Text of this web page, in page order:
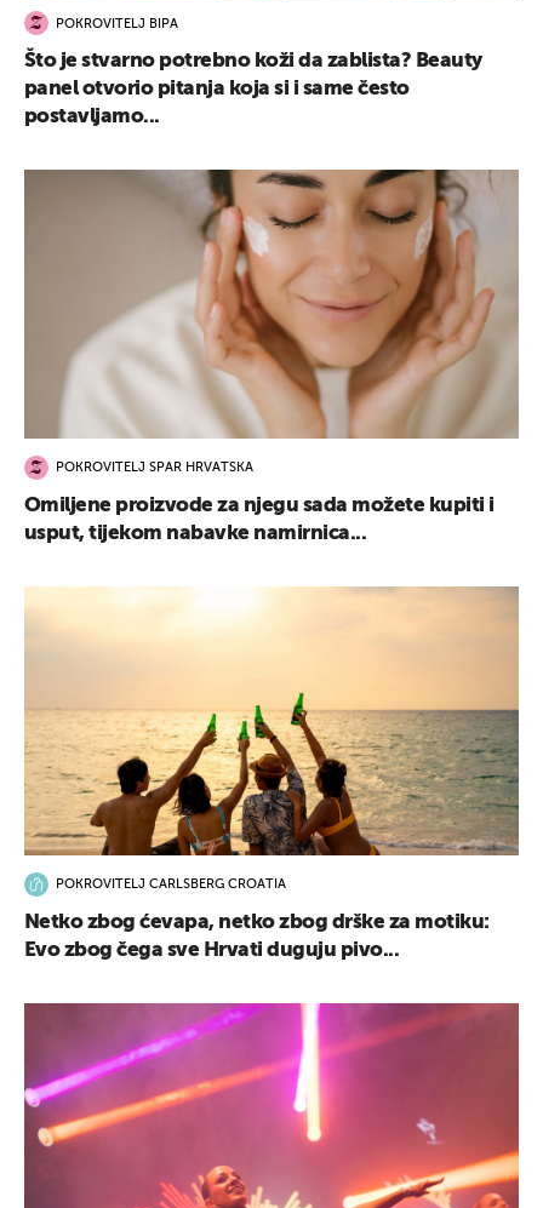
POKROVITELJ BIPA
Što je stvarno potrebno koži da zablista? Beauty
panel otvorio pitanja koja si i same često
postavljamo...
POKROVITELJ SPAR HRVATSKA
Omiljene proizvode za njegu sada možete kupiti i
usput, tijekom nabavke namirnica...
POKROVITELJ CARLSBERG CROATIA
Netko zbog ćevapa, netko zbog drške za motiku:
Evo zbog čega sve Hrvati duguju pivo...